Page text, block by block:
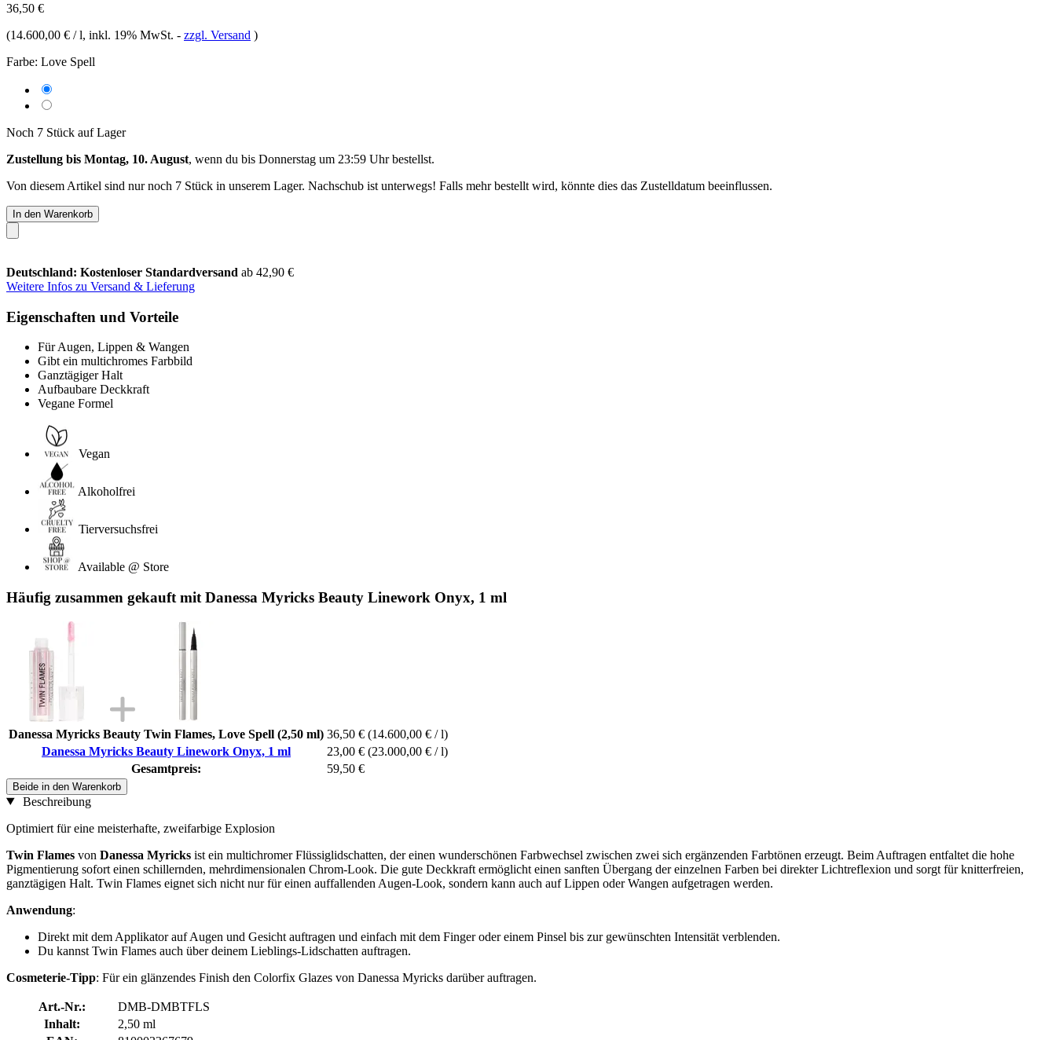
36,50 €
(14.600,00 € / l, inkl. 19% MwSt. - zzgl. Versand )
Farbe: Love Spell
Noch 7 Stück auf Lager
Zustellung bis Montag, 10. August, wenn du bis Donnerstag um 23:59 Uhrbestellst.
Von diesem Artikel sind nur noch 7 Stück in unserem Lager. Nachschub ist unterwegs! Falls mehr bestellt wird, könnte dies das Zustelldatum beeinflussen.
In den Warenkorb
Deutschland: Kostenloser Standardversand ab 42,90 €
Weitere Infos zu Versand & Lieferung
Eigenschaften und Vorteile
Für Augen, Lippen & Wangen
Gibt ein multichromes Farbbild
Ganztägiger Halt
Aufbaubare Deckkraft
Vegane Formel
Vegan
Alkoholfrei
Tierversuchsfrei
Available @ Store
Häufig zusammen gekauft mit Danessa Myricks Beauty Linework Onyx, 1 ml
Danessa Myricks Beauty Twin Flames, Love Spell (2,50 ml) 36,50 € (14.600,00 € / l)
Danessa Myricks Beauty Linework Onyx, 1 ml
23,00 € (23.000,00 € / l)
Gesamtpreis:
59,50 €
Beide in den Warenkorb
Beschreibung
Optimiert für eine meisterhafte, zweifarbige Explosion
Twin Flames von Danessa Myricks ist ein multichromer Flüssiglidschatten, der einen wunderschönen Farbwechsel zwischen zwei sich ergänzenden Farbtönen erzeugt. Beim Auftragen entfaltet die hohe
Pigmentierung sofort einen schillernden, mehrdimensionalen Chrom-Look. Die gute Deckkraft ermöglicht einen sanften Übergang der einzelnen Farben bei direkter Lichtreflexion und sorgt für knitterfreien,
ganztägigen Halt. Twin Flames eignet sich nicht nur für einen auffallenden Augen-Look, sondern kann auch auf Lippen oder Wangen aufgetragen werden.
Anwendung:
Direkt mit dem Applikator auf Augen und Gesicht auftragen und einfach mit dem Finger oder einem Pinsel bis zur gewünschten Intensität verblenden.
Du kannst Twin Flames auch über deinem Lieblings-Lidschatten auftragen.
Cosmeterie-Tipp: Für ein glänzendes Finish den Colorfix Glazes von Danessa Myricks darüber auftragen.
Art.-Nr.:
DMB-DMBTFLS
Inhalt:
2,50 ml